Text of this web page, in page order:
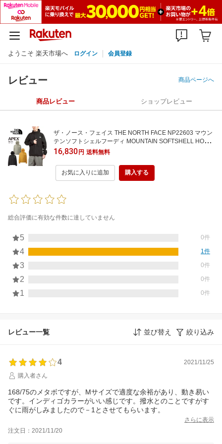
ようこそ 楽天市場へ ログイン 会員登録
レビュー 商品ページへ
商品レビュー ショップレビュー
ザ・ノース・フェイス THE NORTH FACE NP22603 マウン
テンソフトシェルフーディ MOUNTAIN SOFTSHELL HOOD
IE ストレッチ マウンテンパーカー ウインドブレーカー アウ
トドア アウター メンズ レディース 立体裁断 撥水 薄手 軽量
3カラー 国内正規 2026SS 10%OFF セール
16,830円 送料無料
お気に入りに追加 購入する
総合評価に有効な件数に達していません
5 0件
4 1件
3 0件
2 0件
1 0件
レビュー一覧 並び替え 絞り込み
4
2021/11/25
購入者さん
168/75のメタボですが、Mサイズで適度な余裕があり、動き易い
です。インディゴカラーがいい感じです。撥水とのことですがす
ぐに雨がしみましたので－1とさせてもらいます。
さらに表示
注文日：2021/11/20